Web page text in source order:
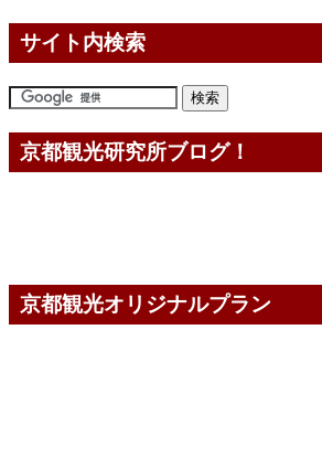
サイト内検索
京都観光研究所ブログ！
京都観光オリジナルプラン